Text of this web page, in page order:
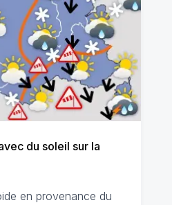
du soleil sur la
en provenance du